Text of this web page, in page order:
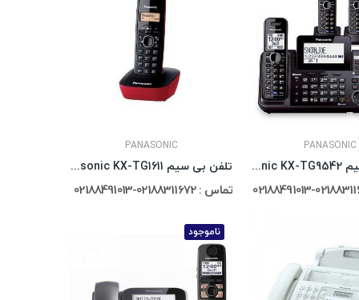
PANASONIC
تلفن بی سیم Panasonic KX-TG9542
PANASONIC
تلفن بی سیم Panasonic KX-TG1611
تماس : 02188311672-02188491013
ناموجود